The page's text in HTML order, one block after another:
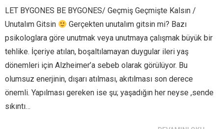
LET BYGONES BE BYGONES/ Geçmiş Geçmişte Kalsın /
Unutalım Gitsin
Gerçekten unutalım gitsin mi? Bazı
psikologlara göre unutmak veya unutmaya çalışmak büyük bir
tehlike. İçeriye atılan, boşaltılamayan duygular ileri yaş
dönemleri için Alzheimer’a sebeb olarak görülüyor. Bu
olumsuz enerjinin, dışarı atılması, akıtılması son derece
önemli. Yapılması gereken ise şu; yaşadığın her neyse ,sende
sıkıntı…